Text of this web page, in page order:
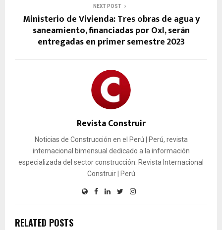
NEXT POST
Ministerio de Vivienda: Tres obras de agua y
saneamiento, financiadas por OxI, serán
entregadas en primer semestre 2023
Revista Construir
Noticias de Construcción en el Perú | Perú, revista
internacional bimensual dedicado a la información
especializada del sector construcción. Revista Internacional
Construir | Perú
RELATED POSTS